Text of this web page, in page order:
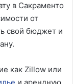
в Сакраменто
от
свой бюджет и
как Zillow или